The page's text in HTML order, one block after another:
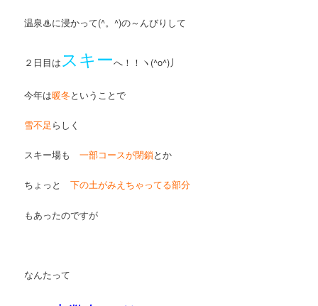
温泉♨に浸かって(^。^)の～んびりして
２日目は スキーへ！！ヽ(^o^)丿
今年は暖冬ということで
雪不足 らしく
スキー場も一部コースが閉鎖とか
ちょっと下の土がみえちゃってる部分
もあったのですが
なんたって